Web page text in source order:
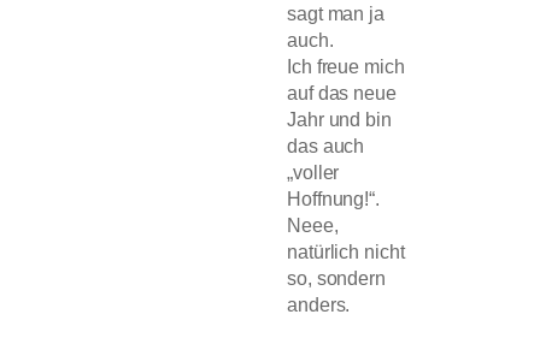
sagt man ja
auch.
Ich freue mich
auf das neue
Jahr und bin
das auch
„voller
Hoffnung!“.
Neee,
natürlich nicht
so, sondern
anders.